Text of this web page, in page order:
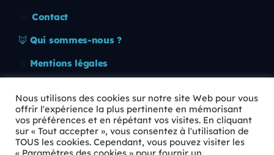
Contact
🦊 Qui sommes-nous ?
Mentions légales
🛡️ RGPD
Copyright © 2026 Animkids. Tous droits réservés.
Nous utilisons des cookies sur notre site Web pour vous
offrir l'expérience la plus pertinente en mémorisant
vos préférences et en répétant vos visites. En cliquant
sur « Tout accepter », vous consentez à l'utilisation de
TOUS les cookies. Cependant, vous pouvez visiter les